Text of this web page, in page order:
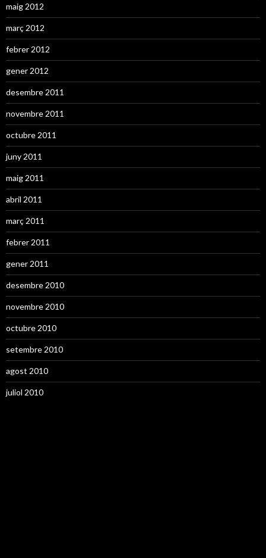
maig 2012
març 2012
febrer 2012
gener 2012
desembre 2011
novembre 2011
octubre 2011
juny 2011
maig 2011
abril 2011
març 2011
febrer 2011
gener 2011
desembre 2010
novembre 2010
octubre 2010
setembre 2010
agost 2010
juliol 2010